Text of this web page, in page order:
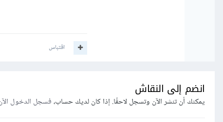
اقتباس
انضم إلى النقاش
يمكنك أن تنشر الآن وتسجل لاحقًا. إذا كان لديك حساب،فسجل الدخول